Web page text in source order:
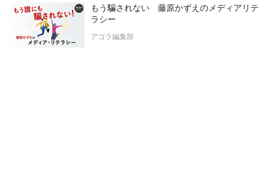
もう騙されない 藤原かずえのメディアリテ
ラシー
アゴラ編集部